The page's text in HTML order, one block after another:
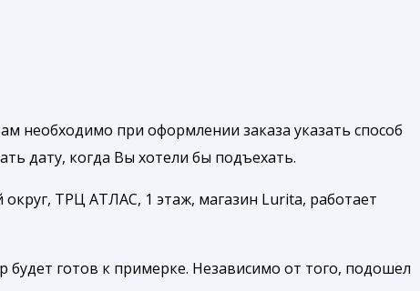
необходимо при оформлении заказа указать способ
дату, когда Вы хотели бы подъехать.
ТРЦ АТЛАС, 1 этаж, магазин Lurita, работает
готов к примерке. Независимо от того, подошел